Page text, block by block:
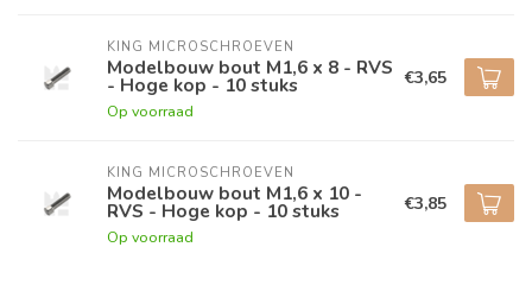
KING MICROSCHROEVEN
Modelbouw bout M1,6 x 8 - RVS
- Hoge kop - 10 stuks
Op voorraad
€3,65
KING MICROSCHROEVEN
Modelbouw bout M1,6 x 10 -
RVS - Hoge kop - 10 stuks
Op voorraad
€3,85